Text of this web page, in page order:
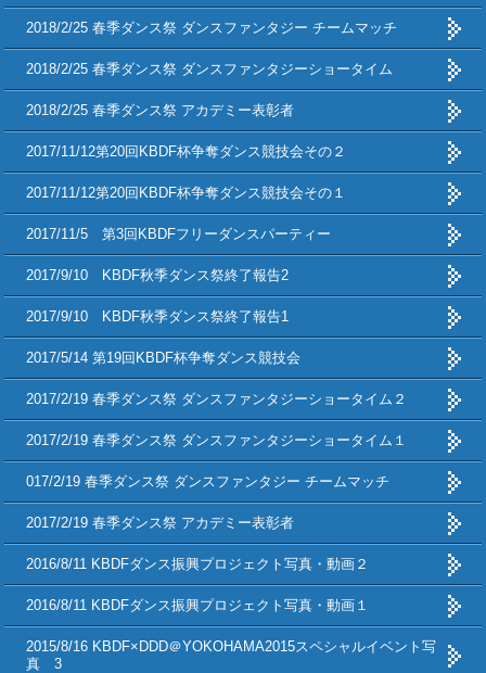
2018/2/25 春季ダンス祭 ダンスファンタジー チームマッチ
2018/2/25 春季ダンス祭 ダンスファンタジーショータイム
2018/2/25 春季ダンス祭 アカデミー表彰者
2017/11/12第20回KBDF杯争奪ダンス競技会その２
2017/11/12第20回KBDF杯争奪ダンス競技会その１
2017/11/5 第3回KBDFフリーダンスパーティー
2017/9/10 KBDF秋季ダンス祭終了報告2
2017/9/10 KBDF秋季ダンス祭終了報告1
2017/5/14 第19回KBDF杯争奪ダンス競技会
2017/2/19 春季ダンス祭 ダンスファンタジーショータイム２
2017/2/19 春季ダンス祭 ダンスファンタジーショータイム１
017/2/19 春季ダンス祭 ダンスファンタジー チームマッチ
2017/2/19 春季ダンス祭 アカデミー表彰者
2016/8/11 KBDFダンス振興プロジェクト写真・動画２
2016/8/11 KBDFダンス振興プロジェクト写真・動画１
2015/8/16 KBDF×DDD＠YOKOHAMA2015スペシャルイベント写
真 3